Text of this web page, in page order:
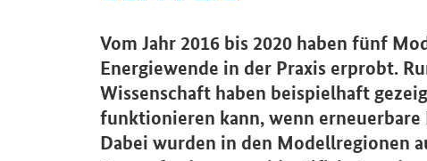
Vom Jahr 2016 bis 2020 haben fünf
Energiewende in der Praxis erprobt.
Wissenschaft haben beispielhaft
funktionieren kann, wenn erneuerbare
Dabei wurden in den Modellregionen
Herausforderungen identifiziert und